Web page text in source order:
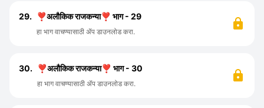
29. ❣️अलौकिक राजकन्या❣️ भाग - 29
हा भाग वाचण्यासाठी ॲप डाउनलोड करा.
30. ❣️अलौकिक राजकन्या❣️ भाग - 30
हा भाग वाचण्यासाठी ॲप डाउनलोड करा.